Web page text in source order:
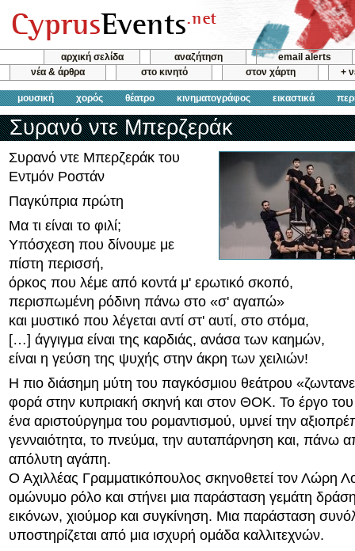
αρχική σελίδα αναζήτηση
email alerts
νέα & άρθρα
στο κινητό στον χάρτη +
μουσική χορός θέατρο κινηματογράφος εικαστικά
Συρανό ντε Μπερζεράκ
Συρανό ντε Μπερζεράκ του
Εντμόν Ροστάν
Παγκύπρια πρώτη
Μα τι είναι το φιλί;
Υπόσχεση που δίνουμε με
πίστη περισσή,
όρκος που λέμε από κοντά μ' ερωτικό σκοπό,
περισπωμένη ρόδινη πάνω στο «σ' αγαπώ»
και μυστικό που λέγεται αντί στ' αυτί, στο στόμα,
[…] άγγιγμα είναι της καρδιάς, ανάσα των καημών,
είναι η γεύση της ψυχής στην άκρη των χειλιών!
Η πιο διάσημη μύτη του παγκόσμιου θεάτρου
φορά στην κυπριακή σκηνή και στον ΘΟΚ. Το έργο
ένα αριστούργημα του ρομαντισμού, υμνεί την
γενναιότητα, το πνεύμα, την αυταπάρνηση και, πάνω
απόλυτη αγάπη.
Ο Αχιλλέας Γραμματικόπουλος σκηνοθετεί τον Λώρη
ομώνυμο ρόλο και στήνει μια παράσταση γεμάτη
εικόνων, χιούμορ και συγκίνηση. Μια παράσταση
υποστηρίζεται από μια ισχυρή ομάδα καλλιτεχνών.